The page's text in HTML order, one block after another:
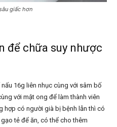
giấc hơn
để chữa suy nhược
16g liên nhục cùng với sâm bố
với mật ong để làm thành viên
hợp có người già bị bệnh lẫn thì có
tẻ để ăn, có thể cho thêm